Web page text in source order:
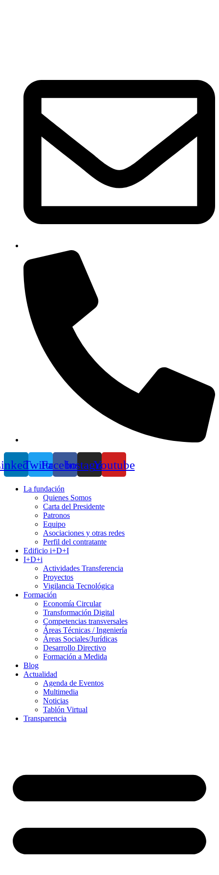
TwitterFacebookInstagramYoutube
La fundación
Quienes Somos
Carta del Presidente
Patronos
Equipo
Asociaciones y otras redes
Perfil del contratante
Edificio i+D+I
I+D+i
Actividades Transferencia
Proyectos
Vigilancia Tecnológica
Formación
Economía Circular
Transformación Digital
Competencias transversales
Áreas Técnicas / Ingeniería
Áreas Sociales/Jurídicas
Desarrollo Directivo
Formación a Medida
Blog
Actualidad
Agenda de Eventos
Multimedia
Noticias
Tablón Virtual
Transparencia